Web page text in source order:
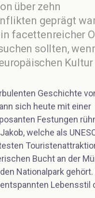
über zehn
geprägt
facettenreicher
sollten,
Kultur
Geschichte
sich heute mit einer
Festungen
welche als
Bucht an der
Nationalpark gehört.
Lebensstil